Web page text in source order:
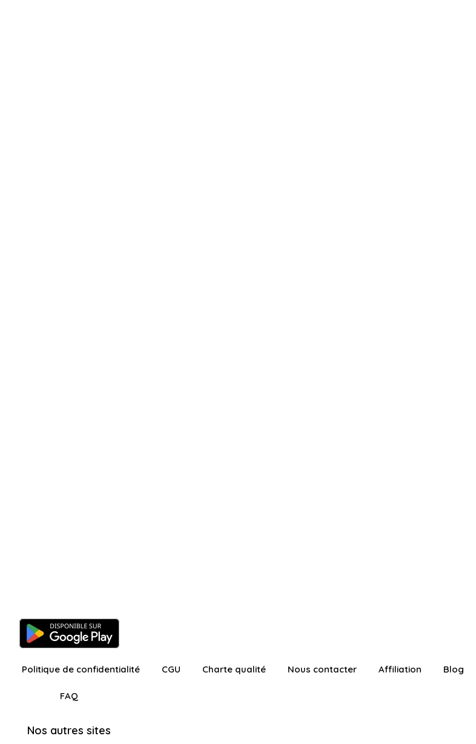
Politique de confidentialité CGU Charte qualité Nous contacter Affiliation Blog
FAQ
Nos autres sites